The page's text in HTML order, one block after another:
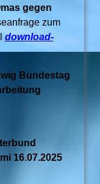
gegen
zum
download-
Bundestag
16.07.2025